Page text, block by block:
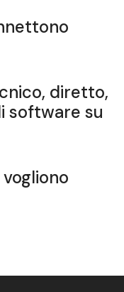
diretto,
software su